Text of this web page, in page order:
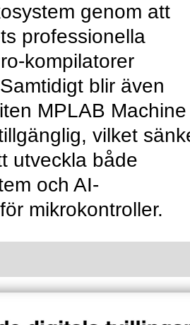
genom att
professionella
kompilatorer
blir även
MPLAB Machine
vilket
utveckla både
och AI-
mikrokontroller.